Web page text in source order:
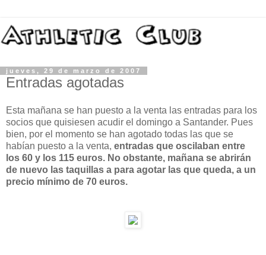
jueves, 29 de marzo de 2007
Entradas agotadas
Esta mañana se han puesto a la venta las entradas para los
socios que quisiesen acudir el domingo a Santander. Pues
bien, por el momento se han agotado todas las que se
habían puesto a la venta, entradas que oscilaban entre
los 60 y los 115 euros. No obstante, mañana se abrirán
de nuevo las taquillas a para agotar las que queda, a un
precio mínimo de 70 euros.